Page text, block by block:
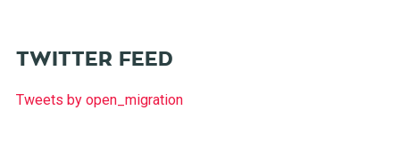
TWITTER FEED
Tweets by open_migration